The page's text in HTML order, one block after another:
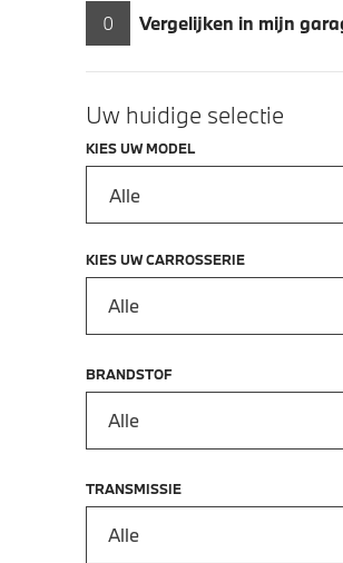
0 Vergelijken in mijn
Uw huidige selectie
KIES UW MODEL
KIES UW CARROSSERIE
Alle
BRANDSTOF
Alle
TRANSMISSIE
Alle